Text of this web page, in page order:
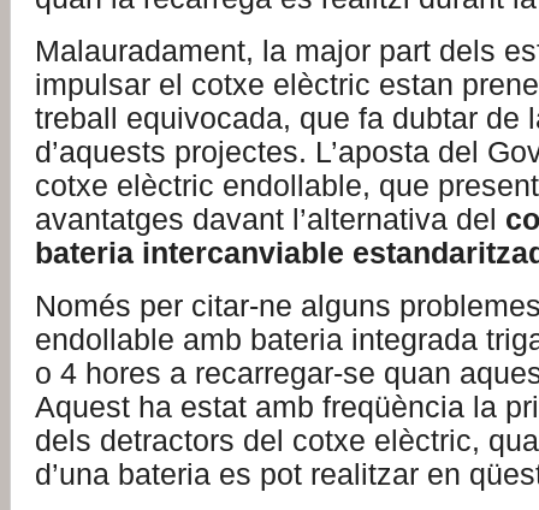
Malauradament, la major part dels
impulsar el cotxe elèctric estan
treball equivocada, que fa dubtar de
d’aquests projectes. L’aposta del
cotxe elèctric endollable, que
avantatges davant l’alternativa del
bateria intercanviable
Només per citar-ne alguns
endollable amb bateria integrada
o 4 hores a recarregar-se quan
Aquest ha estat amb freqüència la
dels detractors del cotxe elèctric,
d’una bateria es pot realitzar en